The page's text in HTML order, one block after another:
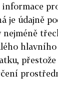
je údajně